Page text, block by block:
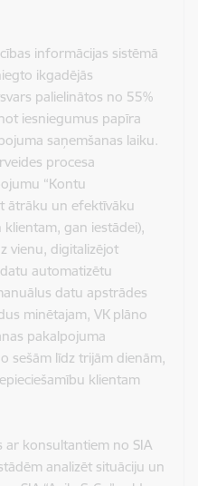
informācijas sistēmā
ikgadējās
palielinātos no 55%
iesniegumus papīra
saņemšanas laiku.
procesa
“Kontu
ātrāku un efektīvāku
gan iestādei),
vienu, digitalizējot
automatizētu
datu apstrādes
minētajam, VK plāno
pakalpojuma
sešām līdz trijām dienām,
klientam
ar konsultantiem no SIA
analizēt situāciju un